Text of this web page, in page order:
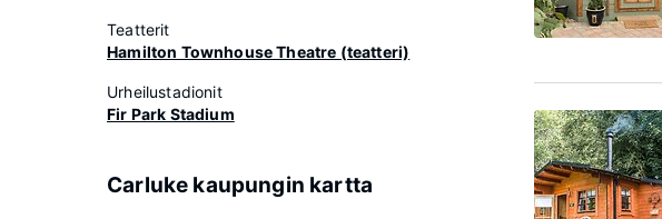
Teatterit
Hamilton Townhouse Theatre (teatteri)
Urheilustadionit
Fir Park Stadium
Carluke kaupungin kartta